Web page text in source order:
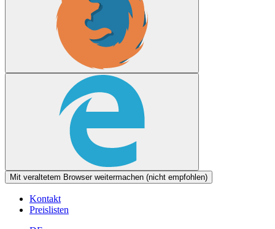
Mit veraltetem Browser weitermachen (nicht empfohlen)
Kontakt
Preislisten